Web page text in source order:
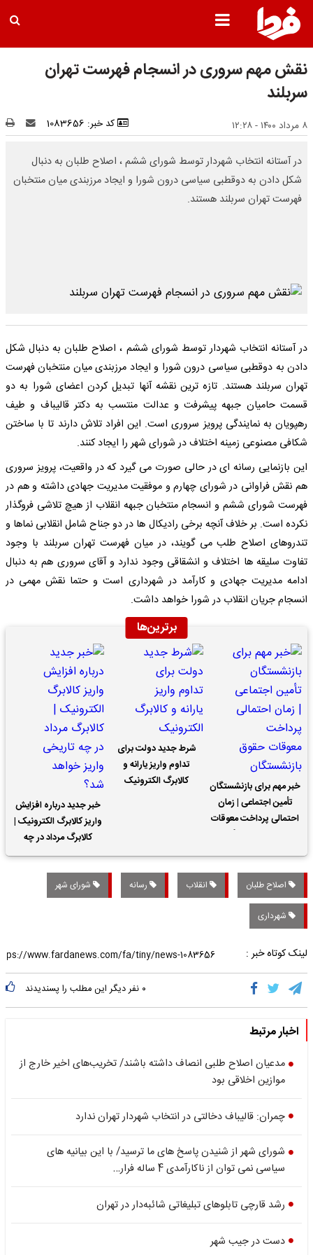
نقش مهم سروری در انسجام فهرست تهران
سربلند
۸ مرداد ۱۴۰۰ - ۱۲:۲۸ کد خبر: 1083656
در آستانه انتخاب شهردار توسط شورای ششم ، اصلاح طلبان به دنبال
شکل دادن به دوقطبی سیاسی درون شورا و ایجاد مرزبندی میان منتخبان
فهرست تهران سربلند هستند.
در آستانه انتخاب شهردار توسط شورای ششم ، اصلاح طلبان به دنبال شکل
دادن به دوقطبی سیاسی درون شورا و ایجاد مرزبندی میان منتخبان فهرست
تهران سربلند هستند. تازه ترین نقشه آنها تبدیل کردن اعضای شورا به دو
قسمت حامیان جبهه پیشرفت و عدالت منتسب به دکتر قالیباف و طیف
رهپویان به نمایندگی پرویز سروری است. این افراد تلاش دارند تا با ساختن
شکافی مصنوعی زمینه اختلاف در شورای شهر را ایجاد کنند.
این بازنمایی رسانه ای در حالی صورت می گیرد که در واقعیت، پرویز سروری
هم نقش فراوانی در شورای چهارم و موفقیت مدیریت جهادی داشته و هم در
فهرست شورای ششم و انسجام منتخبان جبهه انقلاب از هیچ تلاشی فروگذار
نکرده است. بر خلاف آنچه برخی رادیکال ها در دو جناح شامل انقلابی نماها و
تندروهای اصلاح طلب می گویند، در میان فهرست تهران سربلند با وجود
تفاوت سلیقه ها اختلاف و انشقاقی وجود ندارد و آقای سروری هم به دنبال
ادامه مدیریت جهادی و کارآمد در شهرداری است و حتما نقش مهمی در
انسجام جریان انقلاب در شورا خواهد داشت.
برترین‌ها
خبر مهم برای بازنشستگان
تأمین اجتماعی | زمان
احتمالی پرداخت معوقات
شرط جدید دولت برای
تداوم واریز یارانه و
کالابرگ الکترونیک
خبر جدید درباره افزایش
واریز کالابرگ الکترونیک |
کالابرگ مرداد در چه
تاریخی واریز خواهد شد؟
اصلاح طلبان انقلاب رسانه شورای شهر
شهرداری
لینک کوتاه خبر :
۰ نفر دیگر این مطلب را پسندیدند
اخبار مرتبط
مدعیان اصلاح طلبی انصاف داشته باشند/ تخریب‌های اخیر خارج از
موازین اخلاقی بود
چمران: قالیباف دخالتی در انتخاب شهردار تهران ندارد
شورای شهر از شنیدن پاسخ های ما ترسید/ با این بیانیه های
سیاسی نمی توان از ناکارآمدی 4 ساله فرار…
رشد قارچی تابلوهای تبلیغاتی شائبه‌دار در تهران
دست در جیب شهر